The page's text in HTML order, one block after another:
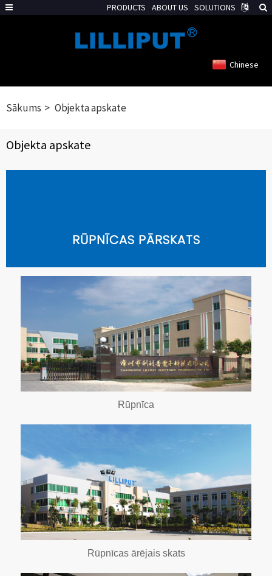
Chinese
Sākums Objekta apskate
Objekta apskate
RŪPNĪCAS PĀRSKATS
Rūpnīca
Rūpnīcas ārējais skats
PRODUCTS ABOUT US SOLUTIONS